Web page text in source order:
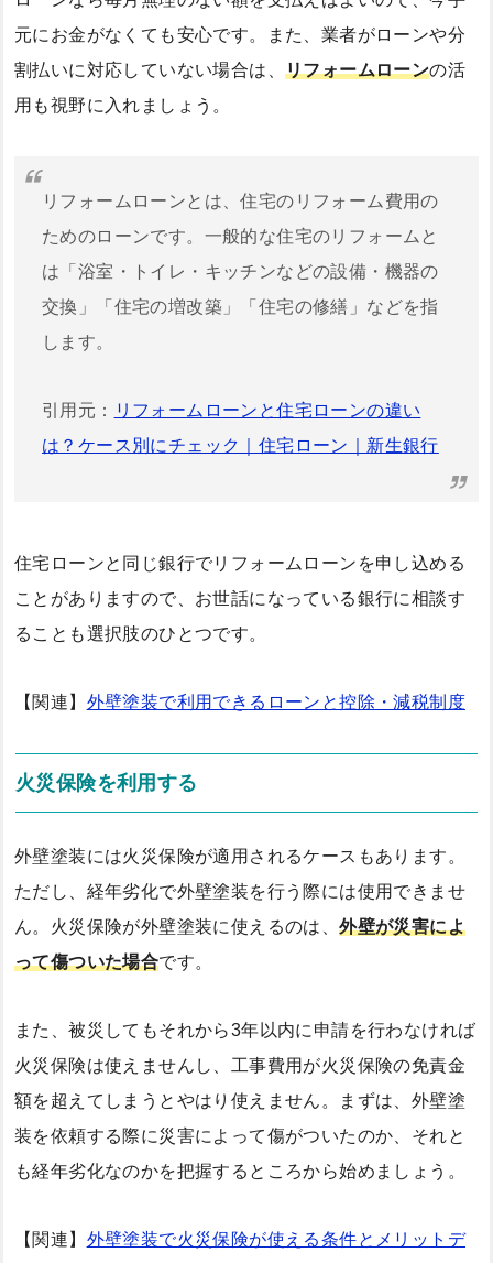
元にお金がなくても安心です。また、業者がローンや分
割払いに対応していない場合は、 リフォームローンの活
用も視野に入れましょう。
リフォームローンとは、住宅のリフォーム費用の
ためのローンです。一般的な住宅のリフォームと
は「浴室・トイレ・キッチンなどの設備・機器の
交換」「住宅の増改築」「住宅の修繕」などを指
します。
引用元：
リフォームローンと住宅ローンの違い
は？ケース別にチェック｜住宅ローン｜新生銀行
住宅ローンと同じ銀行でリフォームローンを申し込める
ことがありますので、お世話になっている銀行に相談す
ることも選択肢のひとつです。
【関連】 外壁塗装で利用できるローンと控除・減税制度
火災保険を利用する
外壁塗装には火災保険が適用されるケースもあります。
ただし、経年劣化で外壁塗装を行う際には使用できませ
ん。火災保険が外壁塗装に使えるのは、外壁が災害によ
って傷ついた場合です。
また、被災してもそれから3年以内に申請を行わなければ
火災保険は使えませんし、工事費用が火災保険の免責金
額を超えてしまうとやはり使えません。まずは、外壁塗
装を依頼する際に災害によって傷がついたのか、それと
も経年劣化なのかを把握するところから始めましょう。
【関連】 外壁塗装で火災保険が使える条件とメリットデ